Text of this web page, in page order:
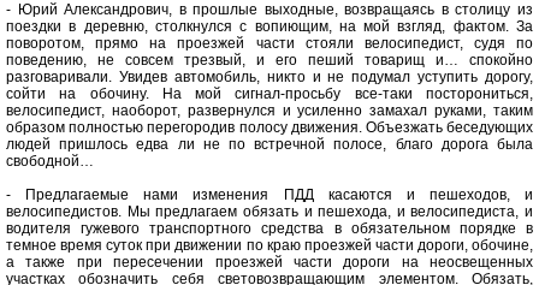
- Юрий Александрович, в прошлые выходные, возвращаясь в столицу из
поездки в деревню, столкнулся с вопиющим, на мой взгляд, фактом. За
поворотом, прямо на проезжей части стояли велосипедист, судя по
поведению, не совсем трезвый, и его пеший товарищ и… спокойно
разговаривали. Увидев автомобиль, никто и не подумал уступить дорогу,
сойти на обочину. На мой сигнал-просьбу все-таки посторониться,
велосипедист, наоборот, развернулся и усиленно замахал руками, таким
образом полностью перегородив полосу движения. Объезжать беседующих
людей пришлось едва ли не по встречной полосе, благо дорога была
свободной…
- Предлагаемые нами изменения ПДД касаются и пешеходов, и
велосипедистов. Мы предлагаем обязать и пешехода, и велосипедиста, и
водителя гужевого транспортного средства в обязательном порядке в
темное время суток при движении по краю проезжей части дороги, обочине,
а также при пересечении проезжей части дороги на неосвещенных
участках обозначить себя световозвращающим элементом. Обязать,